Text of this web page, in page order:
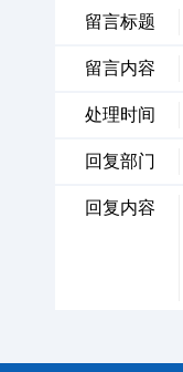
留言标题
留言内容
处理时间
回复部门
回复内容